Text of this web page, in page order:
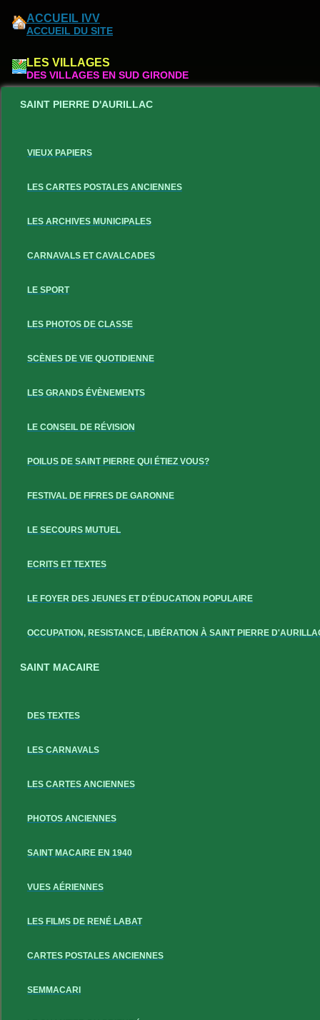
ACCUEIL IVV
ACCUEIL DU SITE
LES VILLAGES
DES VILLAGES EN SUD GIRONDE
SAINT PIERRE D'AURILLAC
VIEUX PAPIERS
LES CARTES POSTALES ANCIENNES
LES ARCHIVES MUNICIPALES
CARNAVALS ET CAVALCADES
LE SPORT
LES PHOTOS DE CLASSE
SCÈNES DE VIE QUOTIDIENNE
LES GRANDS ÉVÈNEMENTS
LE CONSEIL DE RÉVISION
POILUS DE SAINT PIERRE QUI ÉTIEZ VOUS?
FESTIVAL DE FIFRES DE GARONNE
LE SECOURS MUTUEL
ECRITS ET TEXTES
LE FOYER DES JEUNES ET D'ÉDUCATION POPULAIRE
OCCUPATION, RESISTANCE, LIBÉRATION À SAINT PIERRE
SAINT MACAIRE
DES TEXTES
LES CARNAVALS
LES CARTES ANCIENNES
PHOTOS ANCIENNES
SAINT MACAIRE EN 1940
VUES AÉRIENNES
LES FILMS DE RENÉ LABAT
CARTES POSTALES ANCIENNES
SEMMACARI